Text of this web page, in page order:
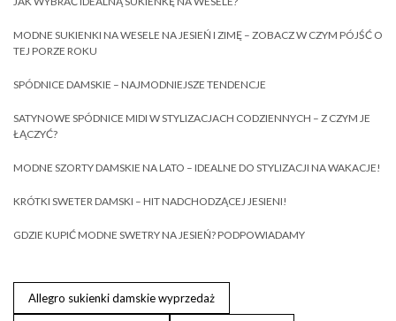
MODNE SUKIENKI NA WESELE NA JESIEŃ I ZIMĘ – ZOBACZ W CZYM PÓJŚĆ O
TEJ PORZE ROKU
SPÓDNICE DAMSKIE – NAJMODNIEJSZE TENDENCJE
SATYNOWE SPÓDNICE MIDI W STYLIZACJACH CODZIENNYCH – Z CZYM JE
ŁĄCZYĆ?
MODNE SZORTY DAMSKIE NA LATO – IDEALNE DO STYLIZACJI NA WAKACJE!
KRÓTKI SWETER DAMSKI – HIT NADCHODZĄCEJ JESIENI!
GDZIE KUPIĆ MODNE SWETRY NA JESIEŃ? PODPOWIADAMY
Allegro sukienki damskie wyprzedaż